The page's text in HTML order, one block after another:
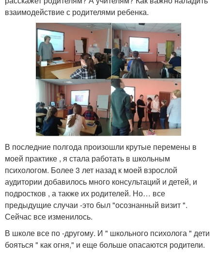
взаимодействие с родителями ребенка.
В последние полгода произошли крутые перемены в
моей практике , я стала работать в школьным
психологом. Более 3 лет назад к моей взрослой
аудитории добавилось много консультаций и детей, и
подростков , а также их родителей. Но… все
предыдущие случаи -это был "осознанный визит ".
Сейчас все изменилось.
В школе все по -другому. И " школьного психолога " дети
бояться " как огня," и еще больше опасаются родители.